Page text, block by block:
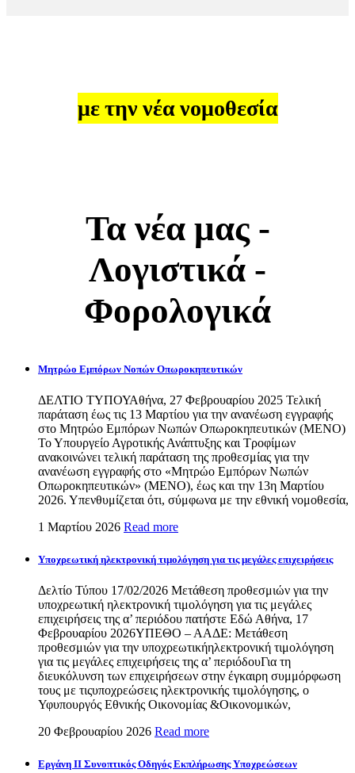
με την νέα νομοθεσία
Τα νέα μας -
Λογιστικά -
Φορολογικά
Μητρώο Εμπόρων Νοπών Οπωροκηπευτικών
ΔΕΛΤΙΟ ΤΥΠΟΥΑθήνα, 27 Φεβρουαρίου 2025 Τελική
παράταση έως τις 13 Μαρτίου για την ανανέωση εγγραφής
στο Μητρώο Εμπόρων Νωπών Οπωροκηπευτικών (ΜΕΝΟ)
Το Υπουργείο Αγροτικής Ανάπτυξης και Τροφίμων
ανακοινώνει τελική παράταση της προθεσμίας για την
ανανέωση εγγραφής στο «Μητρώο Εμπόρων Νωπών
Οπωροκηπευτικών» (ΜΕΝΟ), έως και την 13η Μαρτίου
2026. Υπενθυμίζεται ότι, σύμφωνα με την εθνική νομοθεσία,
1 Μαρτίου 2026 Read more
Υποχρεωτική ηλεκτρονική τιμολόγηση για τις μεγάλες επιχειρήσεις
Δελτίο Τύπου 17/02/2026 Μετάθεση προθεσμιών για την
υποχρεωτική ηλεκτρονική τιμολόγηση για τις μεγάλες
επιχειρήσεις της α’ περιόδου πατήστε Εδώ Αθήνα, 17
Φεβρουαρίου 2026ΥΠΕΘΟ – ΑΑΔΕ: Μετάθεση
προθεσμιών για την υποχρεωτικήηλεκτρονική τιμολόγηση
για τις μεγάλες επιχειρήσεις της α’ περιόδουΓια τη
διευκόλυνση των επιχειρήσεων στην έγκαιρη συμμόρφωση
τους με τιςυποχρεώσεις ηλεκτρονικής τιμολόγησης, ο
Υφυπουργός Εθνικής Οικονομίας &Οικονομικών,
20 Φεβρουαρίου 2026 Read more
Εργάνη ΙΙ Συνοπτικός Οδηγός Εκπλήρωσης Υποχρεώσεων